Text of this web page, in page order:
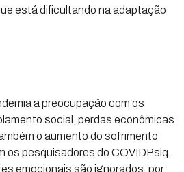
está dificultando na adaptação
a preocupação com os
social, perdas econômicas
o aumento do sofrimento
os pesquisadores do COVIDPsiq,
emocionais são ignorados, por